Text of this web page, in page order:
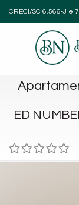
CRECI/SC 6.566-J e
ED